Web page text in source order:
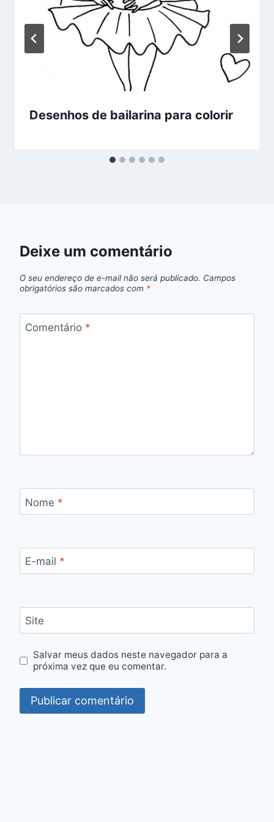
Desenhos de bailarina para colorir
Deixe um comentário
O seu endereço de e-mail não será publicado. Campos
obrigatórios são marcados com *
Comentário *
Nome *
E-mail *
Site
Salvar meus dados neste navegador para a
próxima vez que eu comentar.